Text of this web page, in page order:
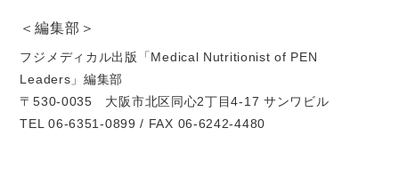
＜編集部＞
フジメディカル出版「Medical Nutritionist of PEN
Leaders」編集部
〒530-0035 大阪市北区同心2丁目4-17 サンワビル
TEL 06-6351-0899 / FAX 06-6242-4480